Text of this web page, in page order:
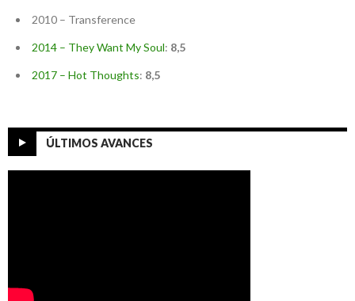
2010 – Transference
2014 – They Want My Soul: 8,5
2017 – Hot Thoughts: 8,5
ÚLTIMOS AVANCES